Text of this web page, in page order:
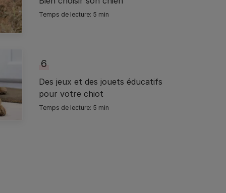
5 min
6
Des jeux et des jouets éducatifs
pour votre chiot
5 min